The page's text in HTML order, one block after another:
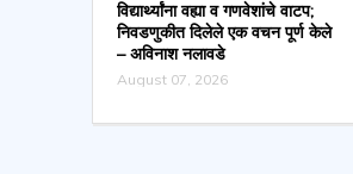
विद्यार्थ्यांना वह्या व गणवेशांचे वाटप;
निवडणुकीत दिलेले एक वचन पूर्ण केले
– अविनाश नलावडे
August 07, 2026